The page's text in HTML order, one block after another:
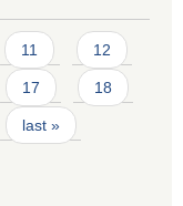
11 12
17 18
last »